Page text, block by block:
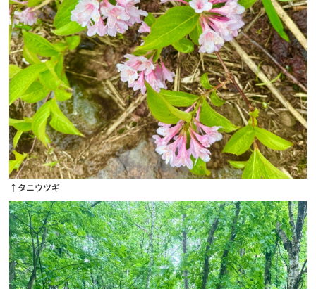
↑タニウツギ